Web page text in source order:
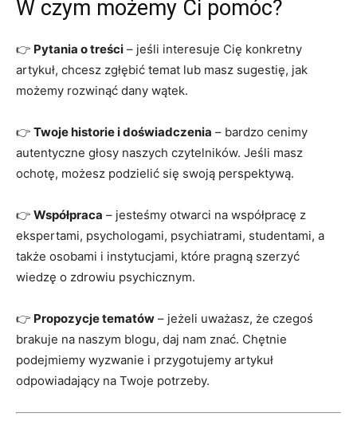
W czym możemy Ci pomóc?
👉 Pytania o treści – jeśli interesuje Cię konkretny
artykuł, chcesz zgłębić temat lub masz sugestię, jak
możemy rozwinąć dany wątek.
👉 Twoje historie i doświadczenia – bardzo cenimy
autentyczne głosy naszych czytelników. Jeśli masz
ochotę, możesz podzielić się swoją perspektywą.
👉 Współpraca – jesteśmy otwarci na współpracę z
ekspertami, psychologami, psychiatrami, studentami, a
także osobami i instytucjami, które pragną szerzyć
wiedzę o zdrowiu psychicznym.
👉 Propozycje tematów – jeżeli uważasz, że czegoś
brakuje na naszym blogu, daj nam znać. Chętnie
podejmiemy wyzwanie i przygotujemy artykuł
odpowiadający na Twoje potrzeby.